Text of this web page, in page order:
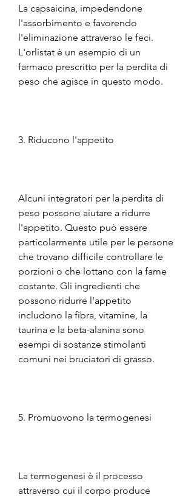
La capsaicina, impedendone
l'assorbimento e favorendo
l'eliminazione attraverso le feci.
L'orlistat è un esempio di un
farmaco prescritto per la perdita di
peso che agisce in questo modo.
3. Riducono l'appetito
Alcuni integratori per la perdita di
peso possono aiutare a ridurre
l'appetito. Questo può essere
particolarmente utile per le persone
che trovano difficile controllare le
porzioni o che lottano con la fame
costante. Gli ingredienti che
possono ridurre l'appetito
includono la fibra, vitamine, la
taurina e la beta-alanina sono
esempi di sostanze stimolanti
comuni nei bruciatori di grasso.
5. Promuovono la termogenesi
La termogenesi è il processo
attraverso cui il corpo produce